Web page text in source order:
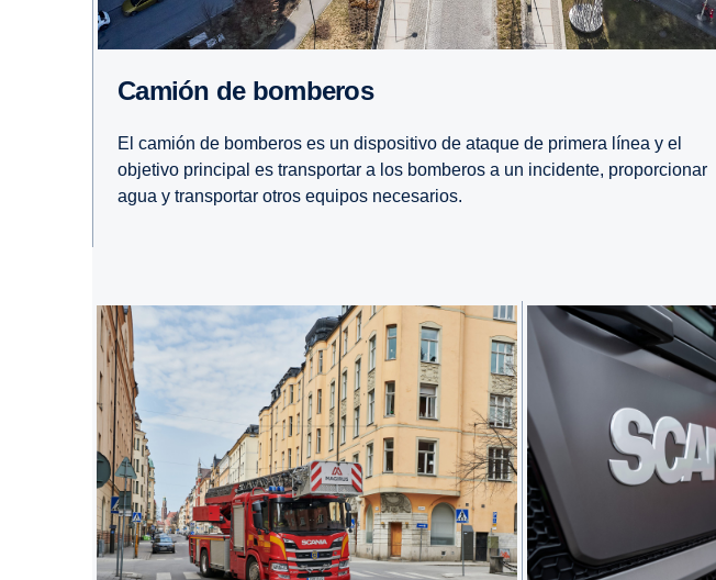
Camión de bomberos
El camión de bomberos es un dispositivo de ataque de primera línea y el
objetivo principal es transportar a los bomberos a un incidente, proporcionar
agua y transportar otros equipos necesarios.